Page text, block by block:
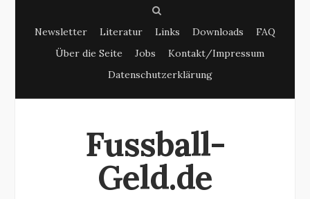
e
r
Newsletter Literatur Links Downloads
FAQ
Über die Seite
Jobs
Kontakt/Impressum
Datenschutzerklärung
Fussball-
Geld.de